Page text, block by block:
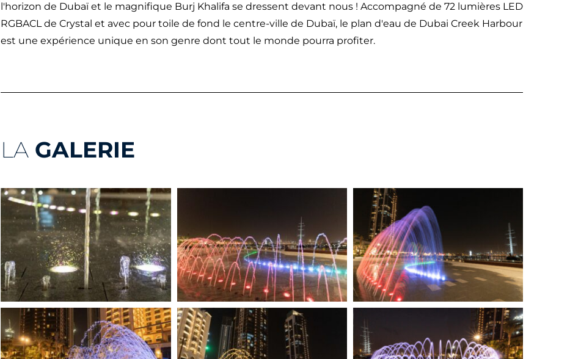
l'horizon de Dubaï et le magnifique Burj Khalifa se dressent devant nous ! Accompagné de 72 lumières LED
RGBACL de Crystal et avec pour toile de fond le centre-ville de Dubaï, le plan d'eau de Dubai Creek Harbour
est une expérience unique en son genre dont tout le monde pourra profiter.
LA GALERIE